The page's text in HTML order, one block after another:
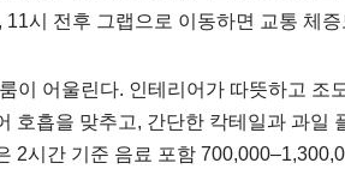
시 전후 그랩으로 이동하면 교통 체
이 어울린다. 인테리어가 따뜻하고
호흡을 맞추고, 간단한 칵테일과 과
2시간 기준 음료 포함